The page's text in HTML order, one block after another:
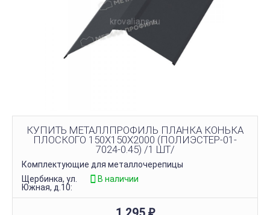
КУПИТЬ МЕТАЛЛПРОФИЛЬ ПЛАНКА КОНЬКА
ПЛОСКОГО 150Х150Х2000 (ПОЛИЭСТЕР-01-
7024-0.45) /1 ШТ/
Комплектующие для металлочерепицы
Щербинка, ул.
Южная, д.10:
В наличии
₽